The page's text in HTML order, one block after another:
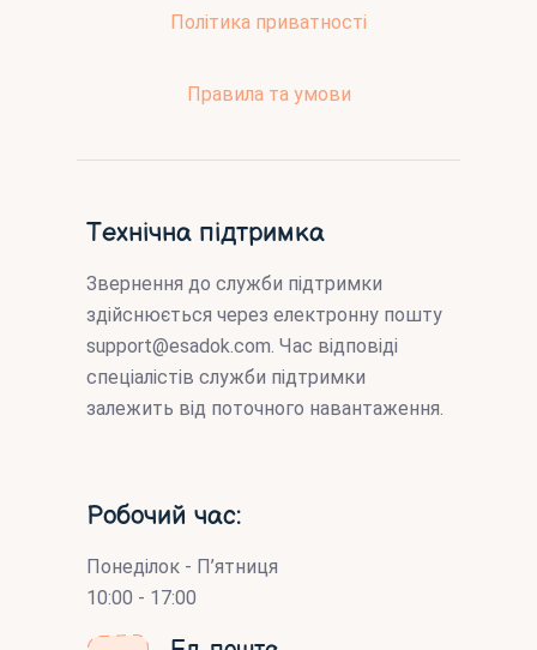
Політика приватності
Правила та умови
Технічна підтримка
Звернення до служби підтримки
здійснюється через електронну пошту
support@esadok.com. Час відповіді
спеціалістів служби підтримки
залежить від поточного навантаження.
Робочий час:
Понеділок - П’ятниця
10:00 - 17:00